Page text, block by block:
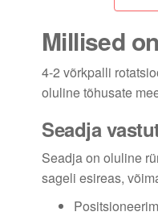
Millised
4-2 võrkpalli
oluline tõhusate
Seadja
Seadja on oluline
sageli esireas,